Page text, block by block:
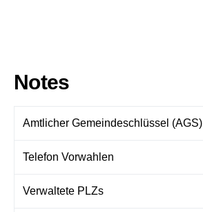
Notes
Amtlicher Gemeindeschlüssel (AGS)
Telefon Vorwahlen
Verwaltete PLZs